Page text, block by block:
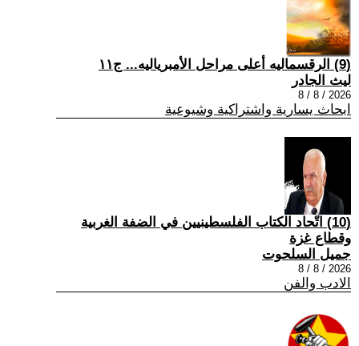
(9) الرقسماليه أعلى مراحل الأمبرياليه... ج١١
ليث الجادر
2026 / 8 / 8
ابحاث يسارية واشتراكية وشيوعية
(10) اتّحاد الكتاب الفلسطينيين في الضفة الغربية
وقطاع غزة
جميل السلحوت
2026 / 8 / 8
الادب والفن